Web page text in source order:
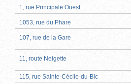
1, rue Principale Ouest
1053, rue du Phare
107, rue de la Gare
11, route Neigette
115, rue Sainte-Cécile-du-Bic